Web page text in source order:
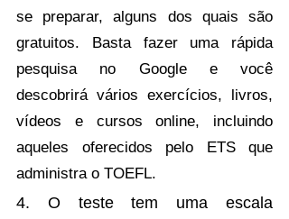
se preparar, alguns dos quais são
gratuitos. Basta fazer uma rápida
pesquisa no Google e você
descobrirá vários exercícios, livros,
vídeos e cursos online, incluindo
aqueles oferecidos pelo ETS que
administra o TOEFL.
4. O teste tem uma escala